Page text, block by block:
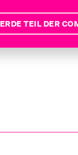
TEIL DER